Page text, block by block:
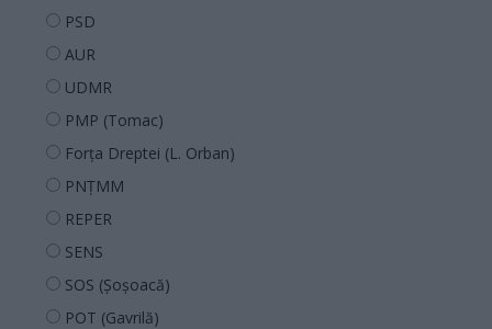
PSD
AUR
UDMR
PMP (Tomac)
Forța Dreptei (L. Orban)
PNȚMM
REPER
SENS
SOS (Șoșoacă)
POT (Gavrilă)